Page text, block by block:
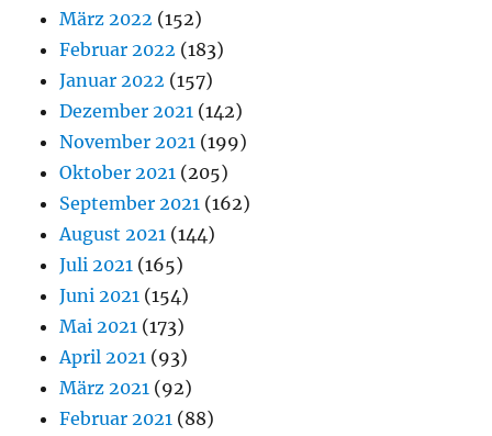
März 2022 (152)
Februar 2022 (183)
Januar 2022 (157)
Dezember 2021 (142)
November 2021 (199)
Oktober 2021 (205)
September 2021 (162)
August 2021 (144)
Juli 2021 (165)
Juni 2021 (154)
Mai 2021 (173)
April 2021 (93)
März 2021 (92)
Februar 2021 (88)